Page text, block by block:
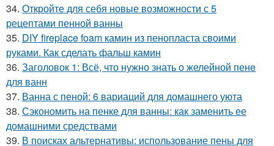
34. Откройте для себя новые возможности с 5
рецептами пенной ванны
35. DIY fireplace foam камин из пенопласта своими
руками. Как сделать фальш камин
36. Заголовок 1: Всё, что нужно знать о желейной пенe
для ванн
37. Ванна с пеной: 6 вариаций для домашнего уюта
38. Сэкономить на пенке для ванны: как заменить ее
домашними средствами
39. В поисках альтернативы: использование пены для